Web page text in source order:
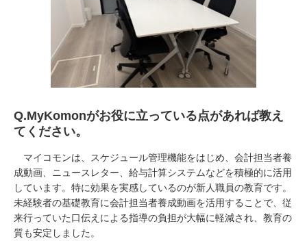
Q.MyKomonがお役に立っている点があれば教え
てください。
マイコモンは、スケジュール管理機能をはじめ、会計担当者養
成動画、ニュースレター、給与計算システムなどを積極的に活用
しています。特に効果を実感しているのが新人職員の教育です。
未経験者の基礎教育に会計担当者養成動画を活用することで、従
来行っていた口伝えによる指導の負担が大幅に軽減され、教育の
質も安定しました。